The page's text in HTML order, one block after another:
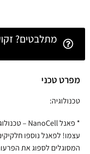
מתלבטים?
מפרט טכני
טכנולוגיה:
עצמו! לפאנל נוספו
המסוגלים לספוג את